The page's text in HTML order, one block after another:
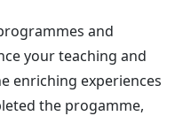
and
your teaching and
enriching experiences
the progamme,